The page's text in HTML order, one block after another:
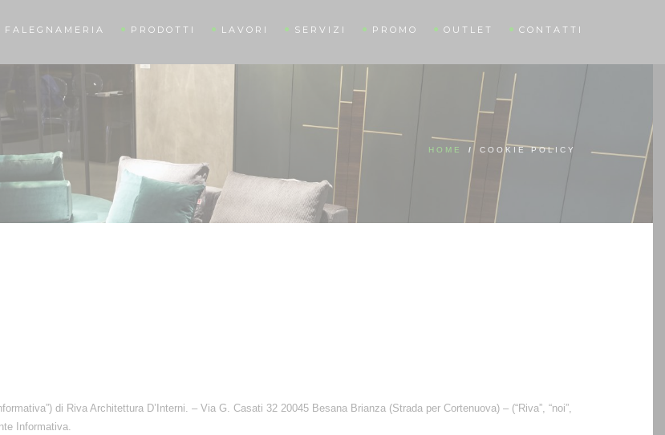
FALEGNAMERIA PRODOTTI LAVORI SERVIZI PROMO OUTLET CONTATTI
HOME / COOKIE POLICY
di Riva Architettura D’Interni. – Via G. Casati 32 20045 Besana Brianza (Strada per Cortenuova) – (“Riva”, “noi”,
Informativa.